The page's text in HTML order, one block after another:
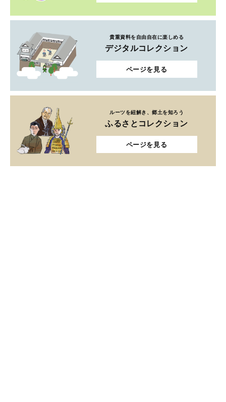
貴重資料を自由自在に楽しめる
デジタルコレクション
ページを見る
ルーツを紐解き、郷土を知ろう
ふるさとコレクション
ページを見る